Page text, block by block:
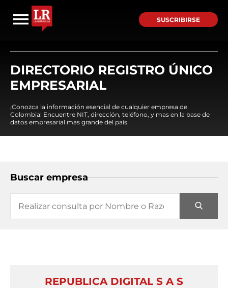
SUSCRIBIRSE
DIRECTORIO REGISTRO ÚNICO
EMPRESARIAL
¡Conozca la información esencial de cualquier empresa de
Colombia! Encuentre NIT, dirección, teléfono, y mas en la base de
datos empresarial mas grande del país.
Buscar empresa
REPUBLICA DIGITAL S A S